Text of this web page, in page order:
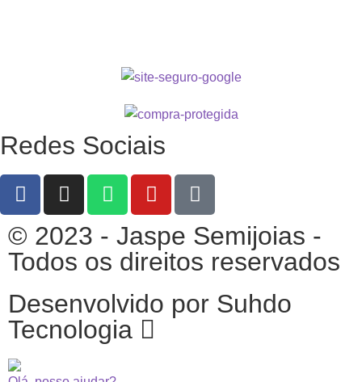
Redes Sociais
© 2023 - Jaspe Semijoias -
Todos os direitos reservados
Desenvolvido por Suhdo
Tecnologia